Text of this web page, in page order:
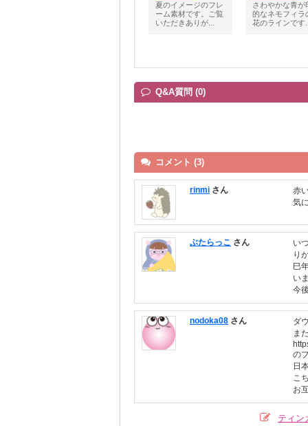
夏のイメージのフレ
ーム素材です。ご覧
いただきありが...
さわやかな青が
的なネモフィラ
花のラインです
Q&A質問 (0)
コメント (3)
rinmi さん
赤
気
ぶたらっこ さん
い
り
巳
い
今
nodoka08 さん
ダ
ま
の
日
こ
お
ティン